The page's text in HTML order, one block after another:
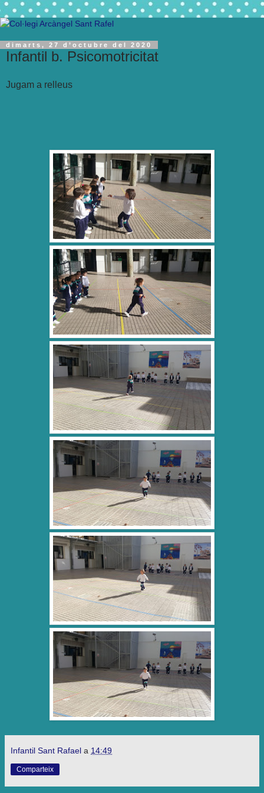
dimarts, 27 d’octubre del 2020
Infantil b. Psicomotricitat
Jugam a relleus
Infantil Sant Rafael a 14:49
Comparteix